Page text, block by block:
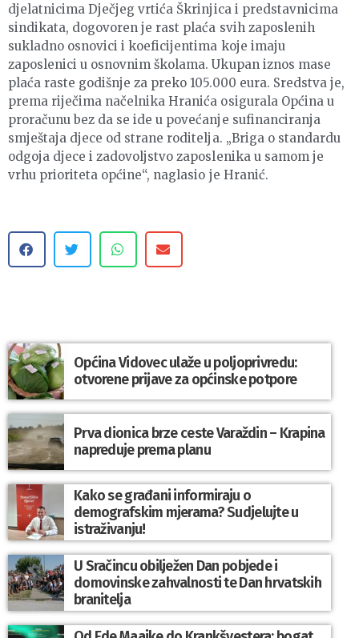
djelatnicima Dječjeg vrtića Škrinjica i predstavnicima
sindikata, dogovoren je rast plaća svih zaposlenih
sukladno osnovici i koeficijentima koje imaju
zaposlenici u osnovnim školama. Ukupan iznos mase
plaća raste godišnje za preko 105.000 eura. Sredstva je,
prema riječima načelnika Hranića osigurala Općina u
proračunu bez da se ide u povećanje sufinanciranja
smještaja djece od strane roditelja. „Briga o standardu
odgoja djece i zadovoljstvo zaposlenika u samom je
vrhu prioriteta općine“, naglasio je Hranić.
Općina Vidovec ulaže u poljoprivredu:
otvorene prijave za općinske potpore
Prva dionica brze ceste Varaždin – Krapina
napreduje prema planu
Kako se građani informiraju o
demografskim mjerama? Sudjelujte u
istraživanju!
U Sračincu obilježen Dan pobjede i
domovinske zahvalnosti te Dan hrvatskih
branitelja